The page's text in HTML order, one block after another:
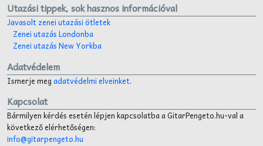
Utazási tippek, sok hasznos információval
Javasolt zenei utazási ötletek
Zenei utazás Londonba
Zenei utazás New Yorkba
Adatvédelem
Ismerje megadatvédelmi elveinket.
Kapcsolat
Bármilyen kérdés esetén lépjen kapcsolatba a GitarPengeto.hu-val a
következő elérhetőségen:
info@gitarpengeto.hu